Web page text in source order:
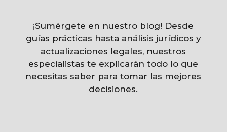
¡Sumérgete en nuestro blog! Desde
guías prácticas hasta análisis jurídicos y
actualizaciones legales, nuestros
especialistas te explicarán todo lo que
necesitas saber para tomar las mejores
decisiones.